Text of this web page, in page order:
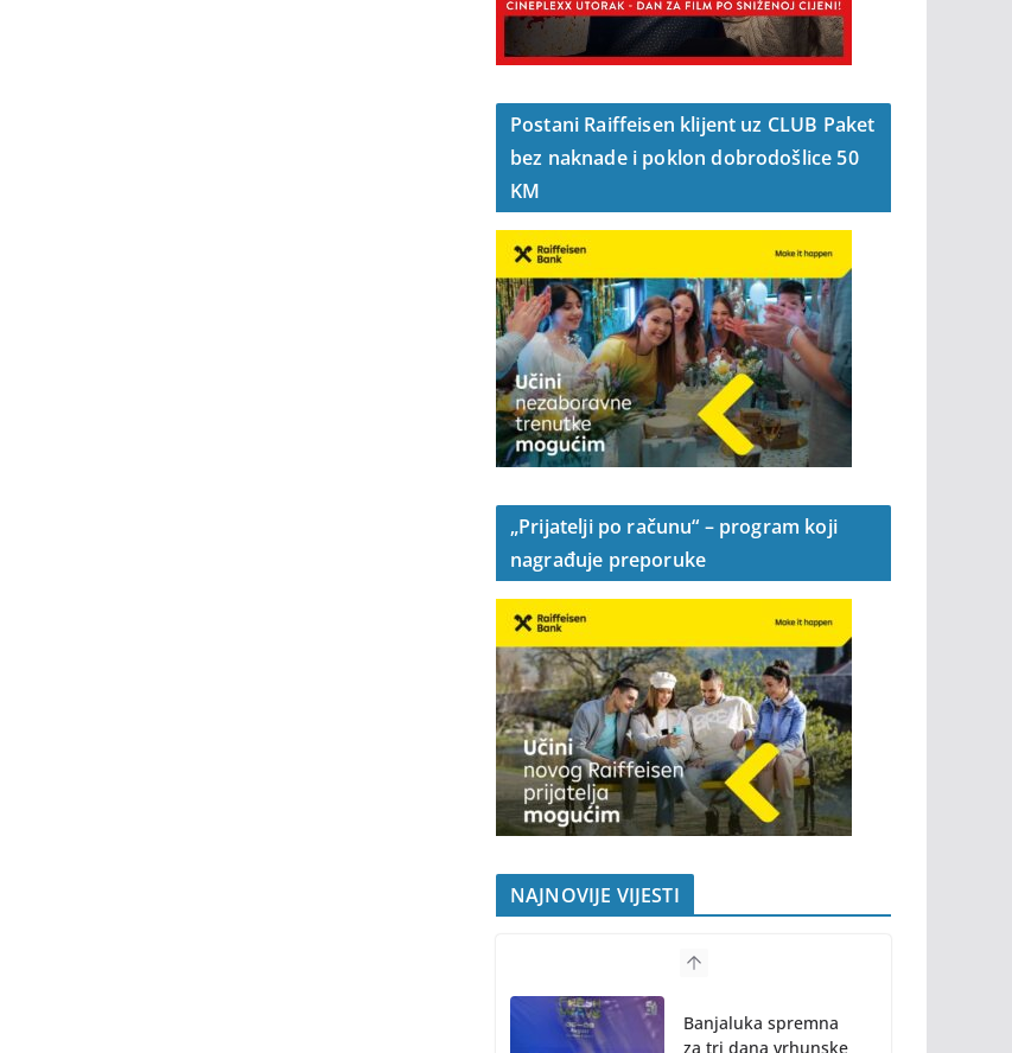
Postani Raiffeisen klijent uz CLUB Paket
bez naknade i poklon dobrodošlice 50
KM
„Prijatelji po računu“ – program koji
nagrađuje preporuke
NAJNOVIJE VIJESTI
Banjaluka spremna
za tri dana vrhunske